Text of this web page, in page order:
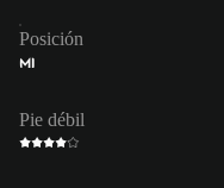
Posición
MI
Pie débil